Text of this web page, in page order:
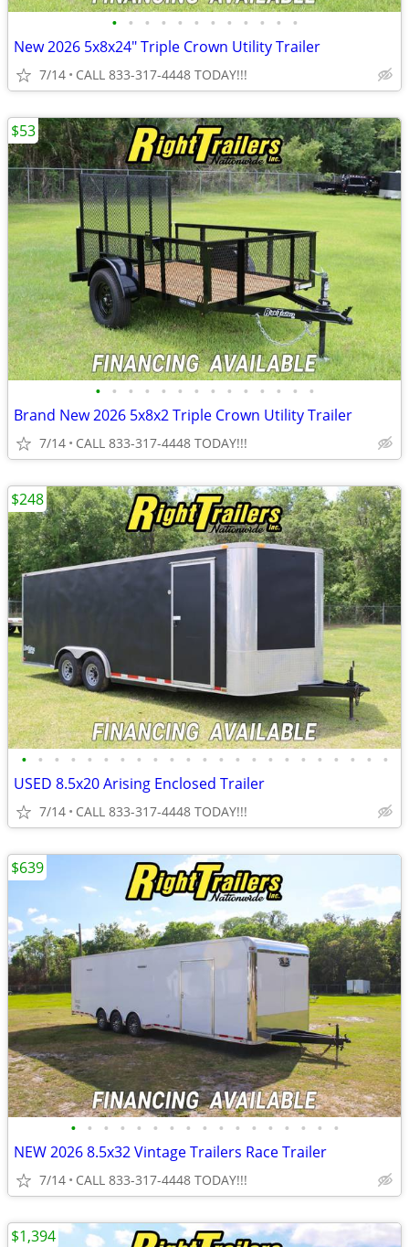
• • • • • • • • • • • •
New 2026 5x8x24" Triple Crown Utility Trailer
7/14 CALL 833-317-4448 TODAY!!!
• • • • • • • • • • • • • •
Brand New 2026 5x8x2 Triple Crown Utility Trailer
7/14 CALL 833-317-4448 TODAY!!!
$53
• • • • • • • • • • • • • • • • • • • • • • •
USED 8.5x20 Arising Enclosed Trailer
7/14 CALL 833-317-4448 TODAY!!!
$248
• • • • • • • • • • • • • • • • •
NEW 2026 8.5x32 Vintage Trailers Race Trailer
7/14 CALL 833-317-4448 TODAY!!!
$639
$1,394